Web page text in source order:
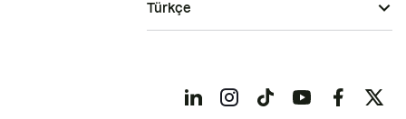
Türkçe